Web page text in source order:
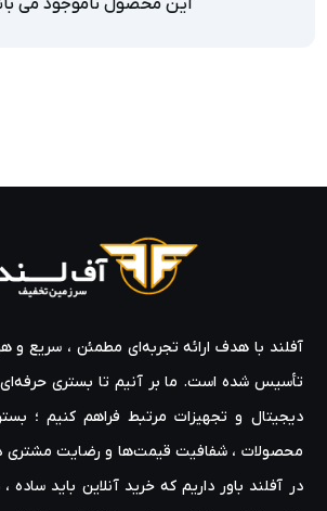
آفلند با هدف ارائه‌ تجربه‌ای مطمئن ، سریع و
تأسیس شده است. ما بر آنیم تا بستری حرفه‌ای
دیجیتال و تجهیزات مرتبط فراهم کنیم ؛
محصولات ، شفافیت قیمت‌ها و رضایت مشتری در
در آفلند باور داریم که خرید آنلاین باید